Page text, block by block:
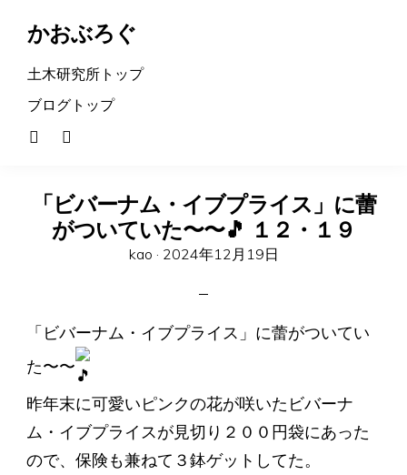
かおぶろぐ
土木研究所トップ
ブログトップ
「ビバーナム・イブプライス」に蕾
がついていた〜〜🎵 １２・１９
kao · Posted
2024年12月19日
「ビバーナム・イブプライス」に蕾がついてい
た〜〜
昨年末に可愛いピンクの花が咲いたビバーナ
ム・イブプライスが見切り２００円袋にあった
ので、保険も兼ねて３鉢ゲットしてた。